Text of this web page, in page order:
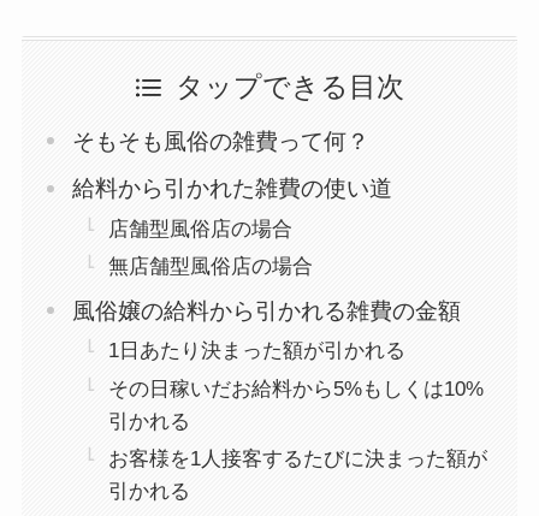
タップできる目次
そもそも風俗の雑費って何？
給料から引かれた雑費の使い道
店舗型風俗店の場合
無店舗型風俗店の場合
風俗嬢の給料から引かれる雑費の金額
1日あたり決まった額が引かれる
その日稼いだお給料から5%もしくは10%
引かれる
お客様を1人接客するたびに決まった額が
引かれる